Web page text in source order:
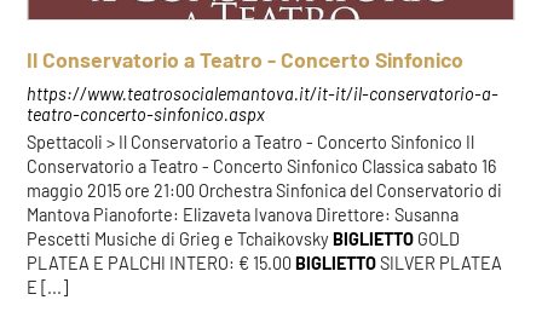
Il Conservatorio a Teatro - Concerto Sinfonico
https://www.teatrosocialemantova.it/it-it/il-conservatorio-a-
teatro-concerto-sinfonico.aspx
Spettacoli > Il Conservatorio a Teatro - Concerto Sinfonico Il
Conservatorio a Teatro - Concerto Sinfonico Classica sabato 16
maggio 2015 ore 21:00 Orchestra Sinfonica del Conservatorio di
Mantova Pianoforte: Elizaveta Ivanova Direttore: Susanna
Pescetti Musiche di Grieg e TchaikovskyBIGLIETTO GOLD
PLATEA E PALCHI INTERO: € 15.00BIGLIETTOSILVER PLATEA
E [...]